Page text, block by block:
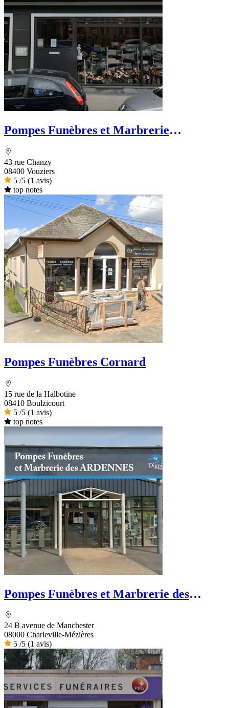
Pompes Funèbres et Marbrerie
43 rue Chanzy
08400 Vouziers
5 /5 (1 avis)
top notes
Pompes Funèbres Cornard
15 rue de la Halbotine
08410 Boulzicourt
5 /5 (1 avis)
top notes
Pompes Funèbres et Marbrerie des
24 B avenue de Manchester
08000 Charleville-Mézières
5 /5 (1 avis)